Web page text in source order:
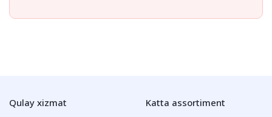
Qulay xizmat Katta assortiment